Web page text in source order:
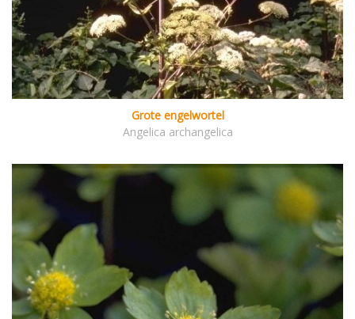
Grote engelwortel
Angelica archangelica